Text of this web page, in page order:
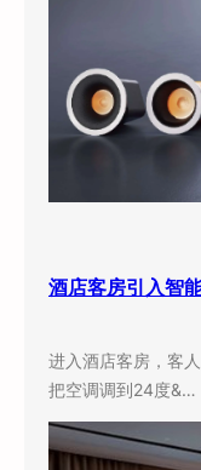
进入酒店客房，客
把空调调到24度&…